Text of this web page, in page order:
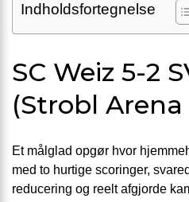
Indholdsfortegnelse
SC Weiz 5-2
(Strobl Arena
Et målglad opgør hvor
med to hurtige scoringer,
reducering og reelt afgjorde